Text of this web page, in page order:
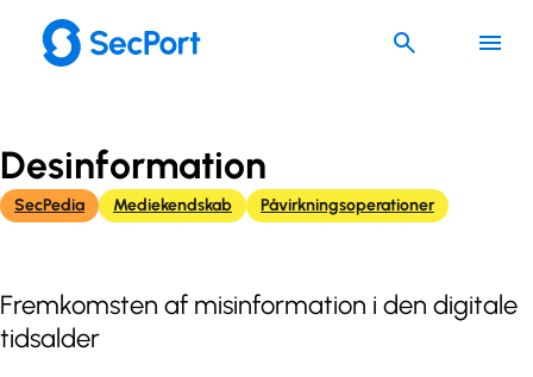
indhold
Desinformation
SecPedia Mediekendskab Påvirkningsoperationer
Fremkomsten af misinformation i den digitale
tidsalder